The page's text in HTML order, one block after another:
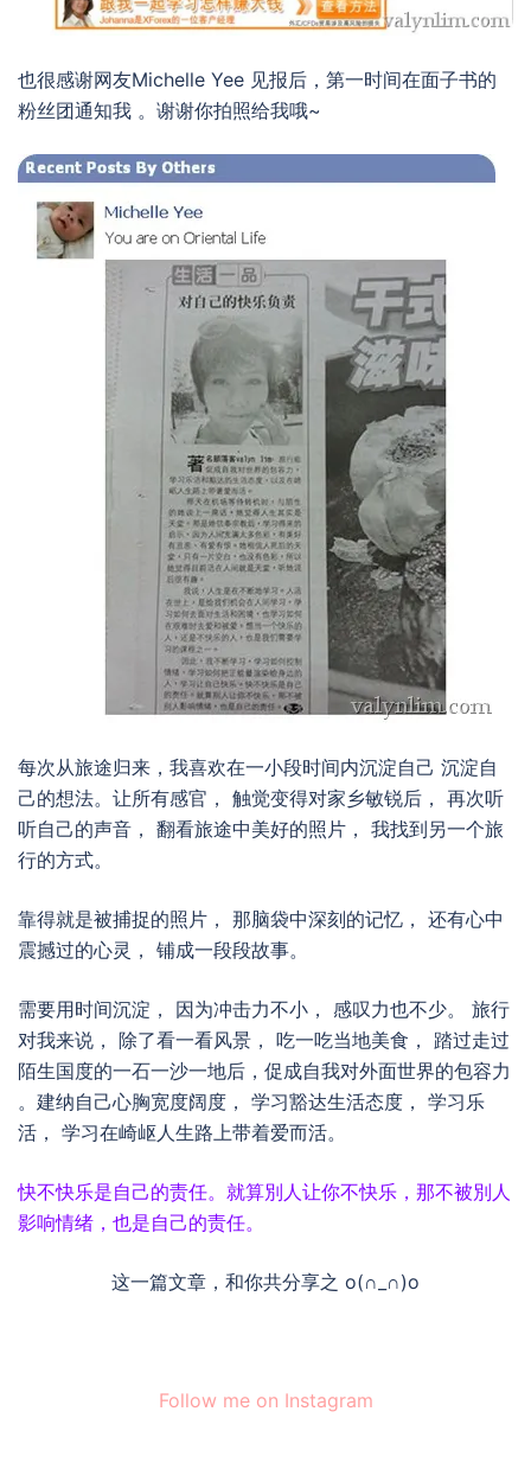
也很感谢网友Michelle Yee 见报后，第一时间在面子书的
粉丝团通知我 。谢谢你拍照给我哦~
每次从旅途归来，我喜欢在一小段时间内沉淀自己 沉淀自
己的想法。让所有感官， 触觉变得对家乡敏锐后， 再次听
听自己的声音， 翻看旅途中美好的照片， 我找到另一个旅
行的方式。
靠得就是被捕捉的照片， 那脑袋中深刻的记忆， 还有心中
震撼过的心灵， 铺成一段段故事。
需要用时间沉淀， 因为冲击力不小， 感叹力也不少。 旅行
对我来说， 除了看一看风景， 吃一吃当地美食， 踏过走过
陌生国度的一石一沙一地后，促成自我对外面世界的包容力
。建纳自己心胸宽度阔度， 学习豁达生活态度， 学习乐
活， 学习在崎岖人生路上带着爱而活。
快不快乐是自己的责任。就算別人让你不快乐，那不被別人
影响情绪，也是自己的责任。
这一篇文章，和你共分享之 o(∩_∩)o
Follow me on Instagram